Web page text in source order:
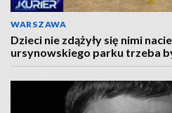
WARSZAWA
Dzieci nie zdążyły się nimi
ursynowskiego parku trzeba